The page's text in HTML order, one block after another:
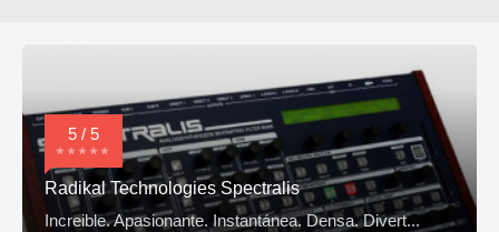
5 / 5
Radikal Technologies Spectralis
Increible. Apasionante. Instantánea. Densa. Divert...